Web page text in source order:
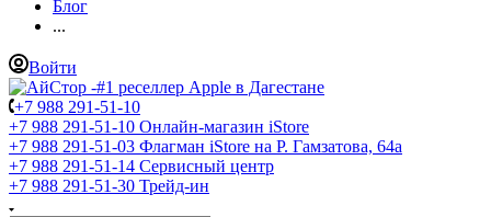
Блог
...
Войти
+7 988 291-51-10
+7 988 291-51-10 Онлайн-магазин iStore
+7 988 291-51-03 Флагман iStore на Р. Гамзатова, 64а
+7 988 291-51-14 Сервисный центр
+7 988 291-51-30 Трейд-ин